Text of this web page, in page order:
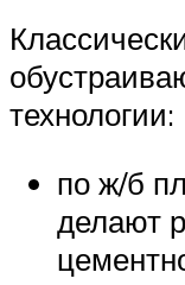
технологии:
по ж/б
делают